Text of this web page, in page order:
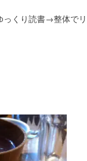
くり読書→整体で